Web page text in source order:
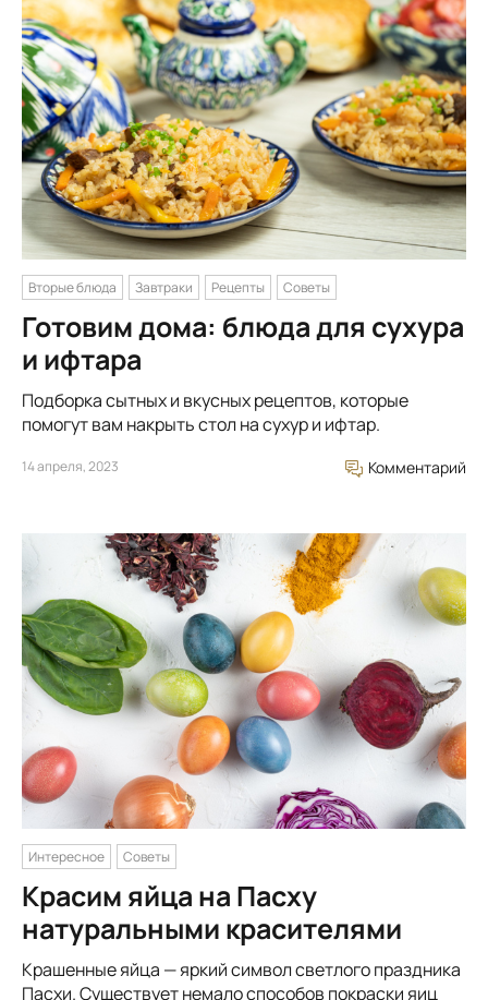
Вторые блюда Завтраки Рецепты Советы
Готовим дома: блюда для сухура
и ифтара
Подборка сытных и вкусных рецептов, которые
помогут вам накрыть стол на сухур и ифтар.
14 апреля, 2023 Комментарий
Интересное Советы
Красим яйца на Пасху
натуральными красителями
Крашенные яйца — яркий символ светлого праздника
Пасхи. Существует немало способов покраски яиц